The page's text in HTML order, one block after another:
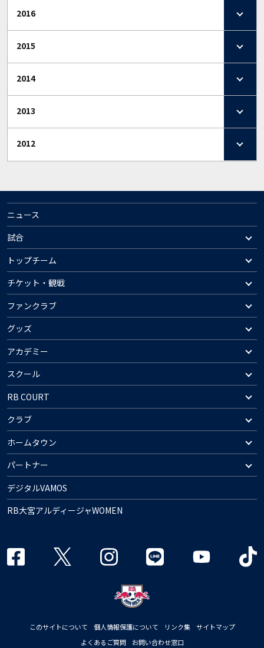
2016
2015
2014
2013
2012
ニュース
試合
トップチーム
チケット・観戦
ファンクラブ
グッズ
アカデミー
スクール
RB COURT
クラブ
ホームタウン
パートナー
デジタルVAMOS
RB大宮アルディージャWOMEN
このサイトについて 個人情報保護について リンク集
サイトマップ
よくあるご質問
お問い合わせ窓口